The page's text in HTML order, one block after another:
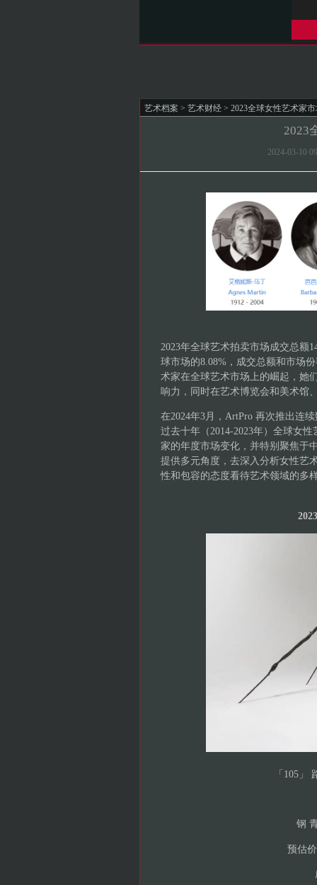
艺术档案 > 艺术财经 > 2023全球女性艺术家
2023
2024-03-10
2023年全球艺术拍卖市场成交总额
球市场的8.08%，成交总额和市场
术家在全球艺术市场上的崛起，她
响力，同时在艺术博览会和美术馆
在2024年3月，ArtPro 再次推出连
过去十年（2014-2023年）全球女
家的年度市场变化，并特别聚焦于
提供多元角度，去深入分析女性艺
性和包容的态度看待艺术领域的多
「105」
钢
预估